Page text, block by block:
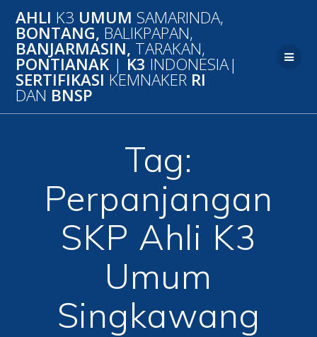
to
content
AHLI K3 UMUM SAMARINDA,
BONTANG, BALIKPAPAN,
BANJARMASIN, TARAKAN,
PONTIANAK | K3 INDONESIA|
SERTIFIKASI KEMNAKER RI
DAN BNSP
Tag:
Perpanjangan
SKP Ahli K3
Umum
Singkawang